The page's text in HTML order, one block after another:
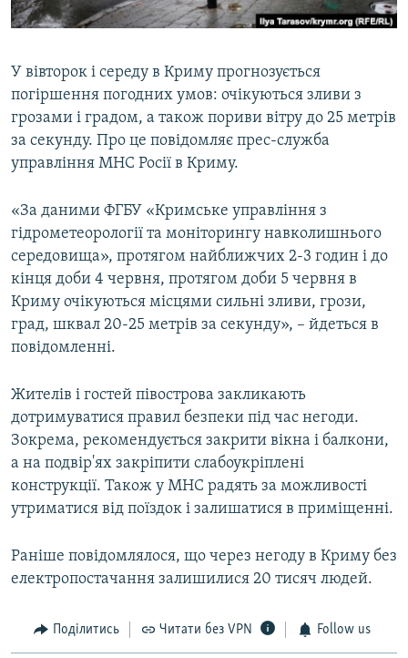
ВІДЕОУРОКИ «ELIFBE»
УКРАЇНСЬКА ПРОБЛЕМА КРИМУ
ІНФОГРАФІКА
Русский
Qırımtatar
ДОЛУЧАЙСЯ!
У вівторок і середу в Криму прогнозується
погіршення погодних умов: очікуються зливи з
грозами і градом, а також пориви вітру до 25 метрів
за секунду. Про це повідомляє прес-служба
управління МНС Росії в Криму.
«За даними ФГБУ «Кримське управління з
гідрометеорології та моніторингу навколишнього
середовища», протягом найближчих 2-3 годин і до
кінця доби 4 червня, протягом доби 5 червня в
Криму очікуються місцями сильні зливи, грози,
град, шквал 20-25 метрів за секунду», – йдеться в
повідомленні.
Жителів і гостей півострова закликають
дотримуватися правил безпеки під час негоди.
Зокрема, рекомендується закрити вікна і балкони,
а на подвір'ях закріпити слабоукріплені
конструкції. Також у МНС радять за можливості
утриматися від поїздок і залишатися в приміщенні.
Раніше повідомлялося, що через негоду в Криму без
електропостачання залишилися 20 тисяч людей.
Поділитись Читати без VPN Follow us